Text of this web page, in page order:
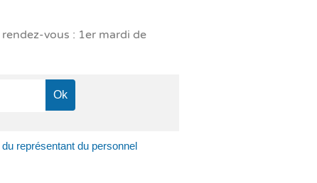
vous : 1er mardi de
représentant du personnel